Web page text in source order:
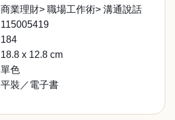
商業理財> 職場工作術> 溝通說話
115005419
184
18.8 x 12.8 cm
單色
平裝／電子書